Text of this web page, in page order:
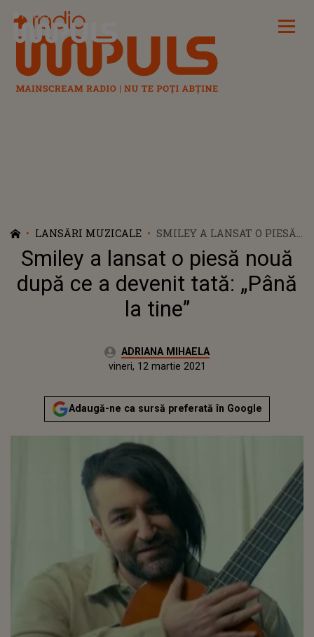
Radio Impuls
LANSĂRI MUZICALE
SMILEY A LANSAT O PIESĂ
NOUĂ DUPĂ CE A DEVENIT
TATĂ: „PÂNĂ LA TINE”
Smiley a lansat o piesă nouă
după ce a devenit tată: „Până
la tine”
Autor:ADRIANA MIHAELA
Actualizat:
vineri, 12 martie 2021
Adaugă-ne ca sursă preferată în Google